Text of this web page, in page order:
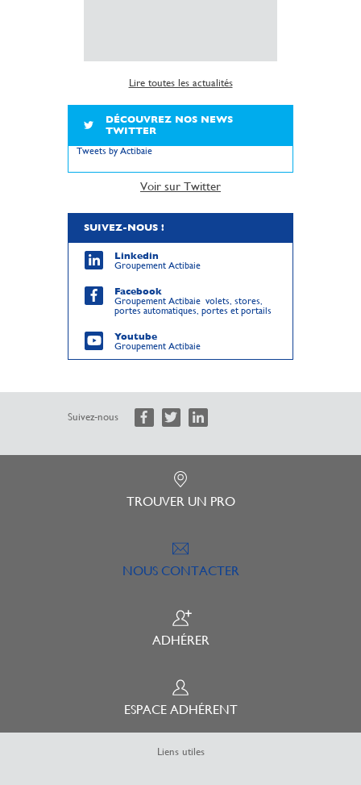
Lire toutes les actualités
DÉCOUVREZ NOS NEWS
TWITTER
Tweets by Actibaie
Voir sur Twitter
SUIVEZ-NOUS !
Linkedin
Groupement Actibaie
Facebook
Groupement Actibaie volets, stores,
portes automatiques, portes et portails
Youtube
Groupement Actibaie
Suivez-nous
TROUVER UN PRO
NOUS CONTACTER
ADHÉRER
ESPACE ADHÉRENT
Liens utiles